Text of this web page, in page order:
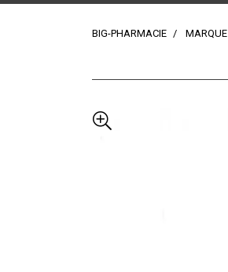
BIG-PHARMACIE MARQUE